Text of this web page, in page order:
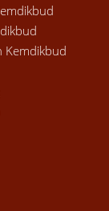
Kemdikbud